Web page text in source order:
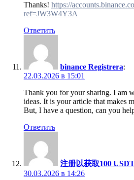
Thanks! https://
ref=JW3W4Y3A
Ответить
binance Registrera:
22.03.2026 в 15:01
Thank you for your sharing. I am
ideas. It is your article that makes
But, I have a question, can you
Ответить
注册以获取100
30.03.2026 в 14:26